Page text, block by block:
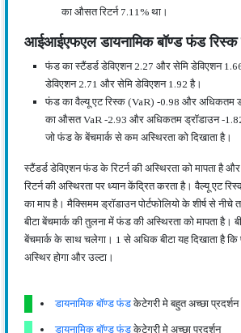
का औसत रिटर्न 7.11% था।
आईआईएफएल डायनामिक बॉण्ड फंड रिस्क
फंड का स्टैंडर्ड डेविएशन 2.27 और सेमि डेविएशन
डेविएशन 2.71 और सेमि डेविएशन 1.92 है।
फंड का वैल्यू एट रिस्क (VaR) -0.98 और अधिकतम
का औसत VaR -2.93 और अधिकतम ड्रॉडाउन -
जो फंड के बेंचमार्क से कम अस्थिरता को दिखाता है।
स्टैंडर्ड डेविएशन फंड के रिटर्न की अस्थिरता को मापता है
रिटर्न की अस्थिरता पर ध्यान केंद्रित करता है। वैल्यू एट
का माप है। मैक्सिमम ड्रॉडाउन पोर्टफोलियो के शीर्ष से
बीटा बेंचमार्क की तुलना में फंड की अस्थिरता को मापता है।
बेंचमार्क के साथ चलेगा। 1 से अधिक बीटा यह दिखाता है
अस्थिर होगा और उल्टा।
डायनामिक बॉण्ड फंडकेटेगरी मे बहुत अच्छा प्रदर्शन
डायनामिक बॉण्ड फंडकेटेगरी मे अच्छा प्रदर्शन